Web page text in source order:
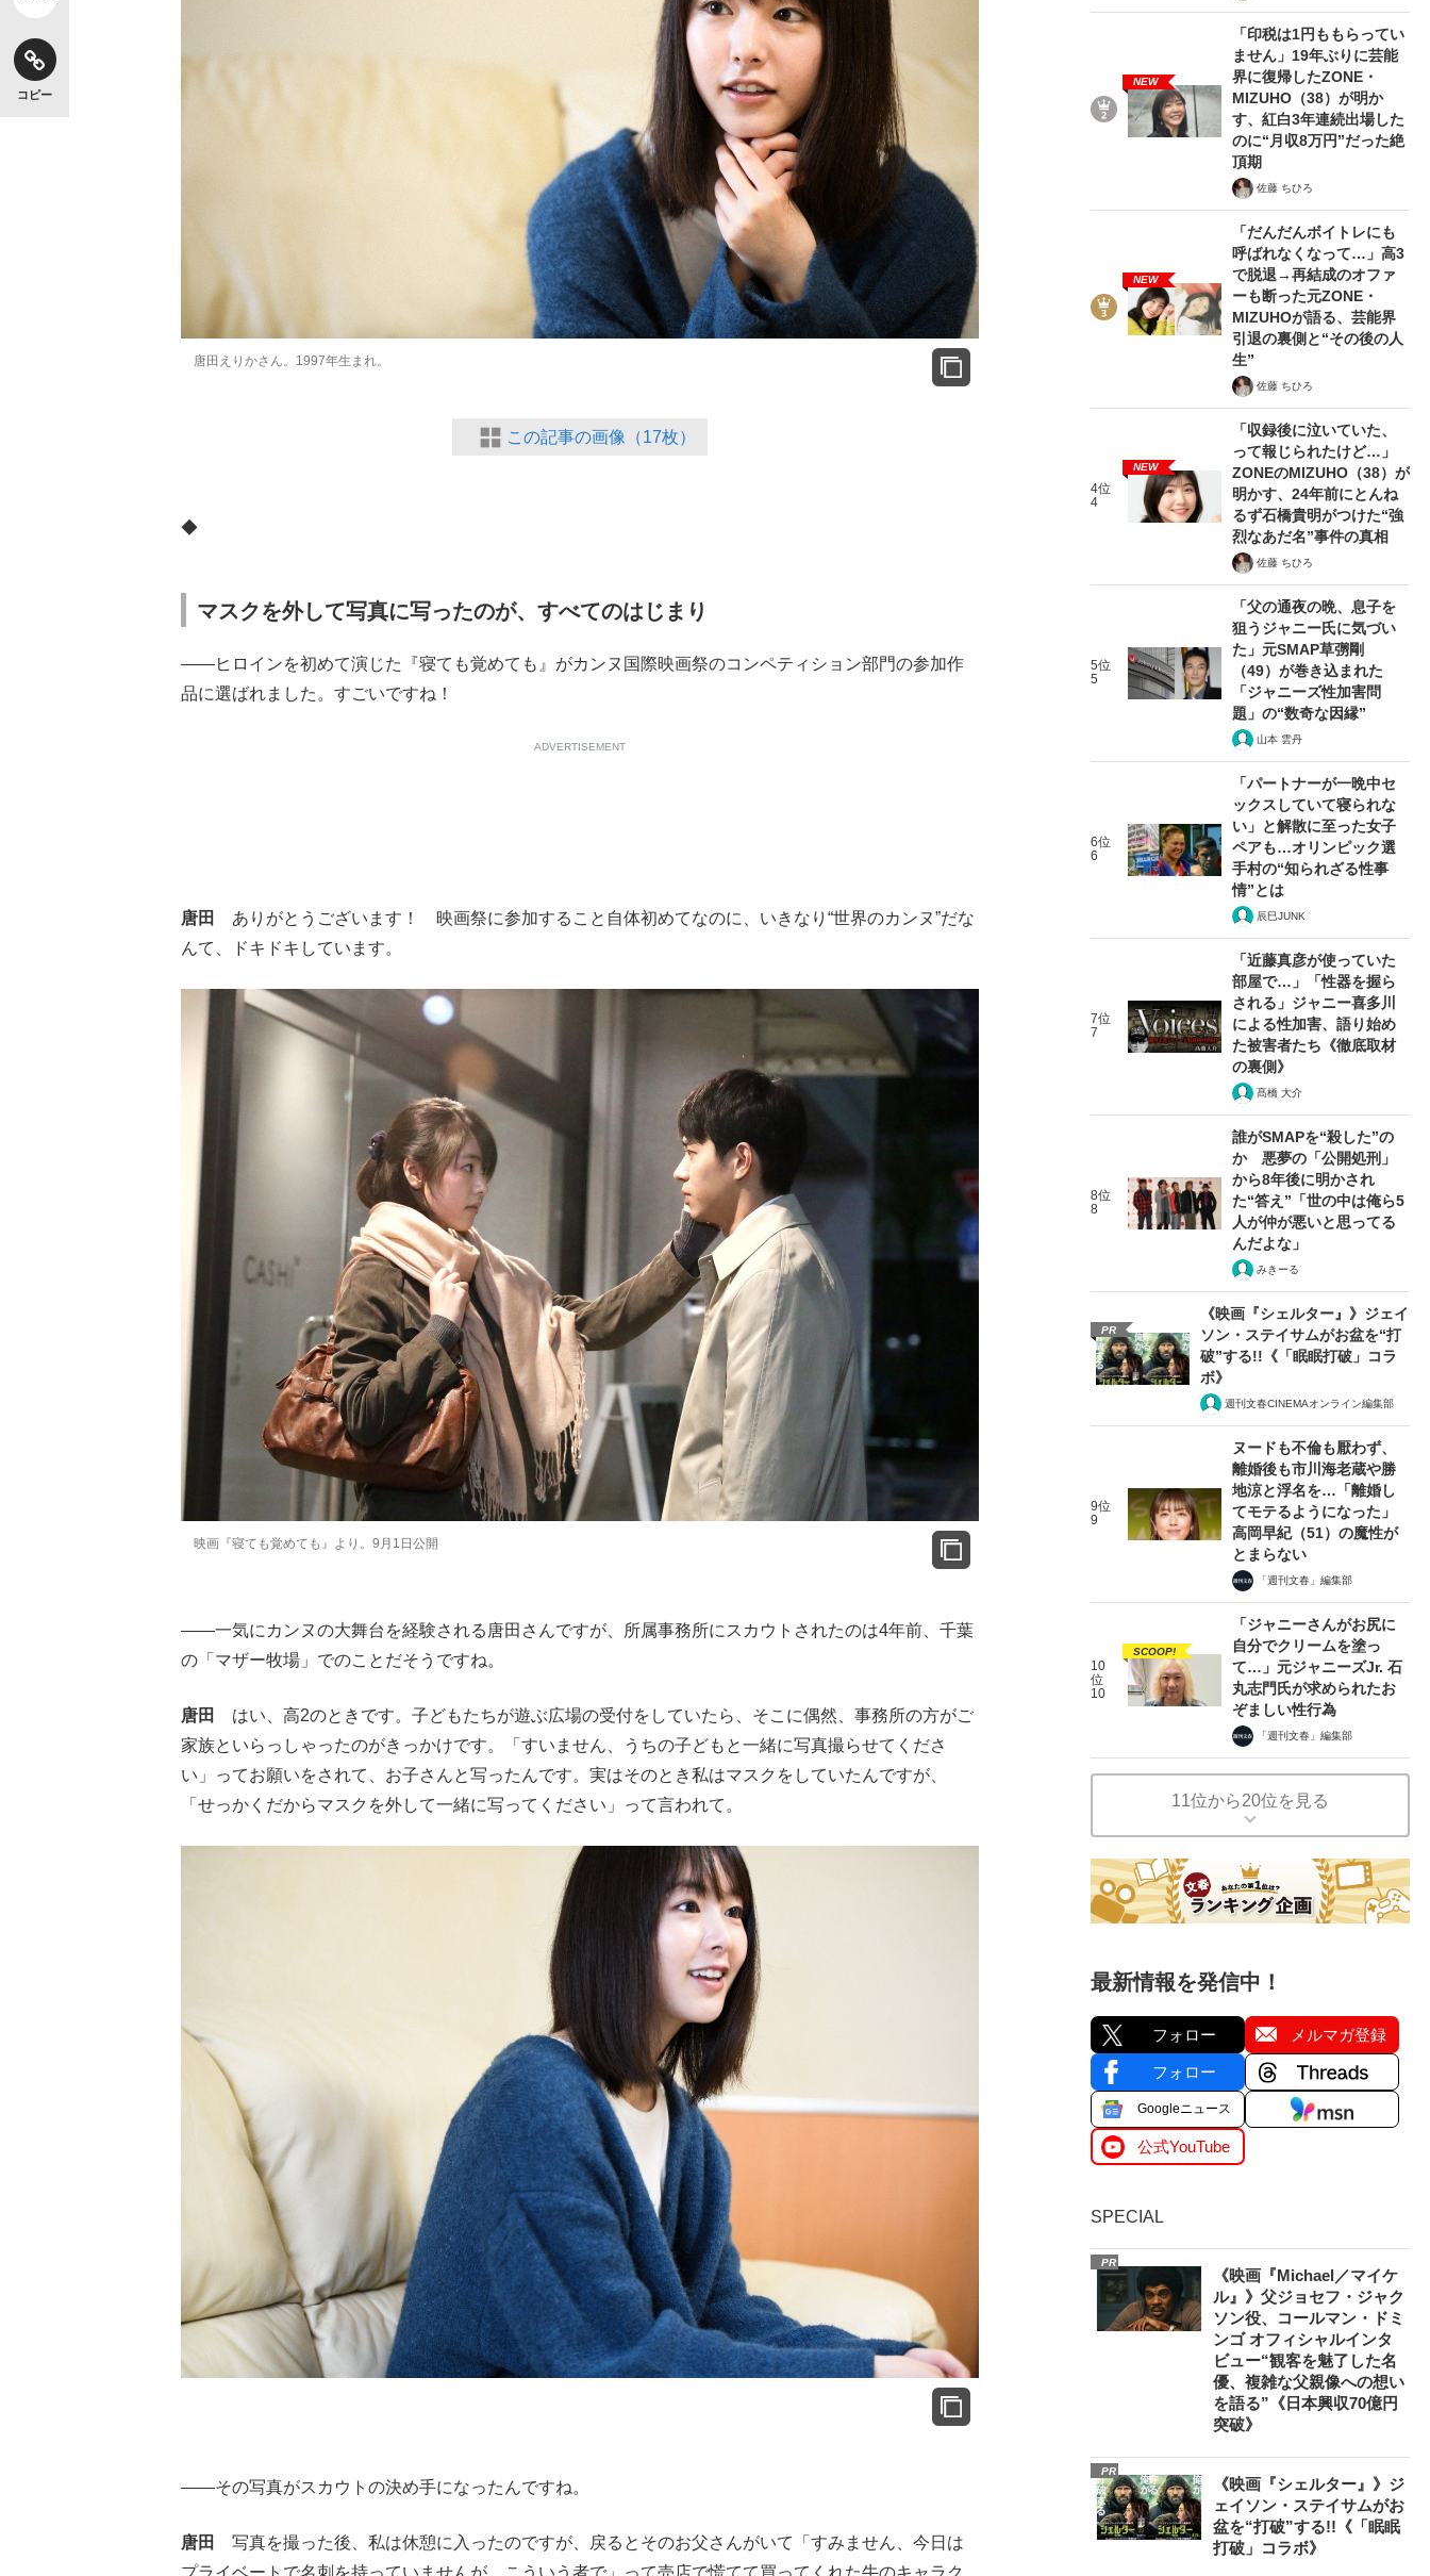
コピー
唐田えりかさん。1997年生まれ。
この記事の画像（17枚）
◆
マスクを外して写真に写ったのが、すべてのはじまり
――ヒロインを初めて演じた『寝ても覚めても』がカンヌ国際映画祭のコンペティション部門の参加作
品に選ばれました。すごいですね！
ADVERTISEMENT
唐田
ありがとうございます！ 映画祭に参加すること自体初めてなのに、いきなり“世界のカンヌ”だな
んて、ドキドキしています。
映画『寝ても覚めても』より。9月1日公開
――一気にカンヌの大舞台を経験される唐田さんですが、所属事務所にスカウトされたのは4年前、千葉
の「マザー牧場」でのことだそうですね。
唐田
はい、高2のときです。子どもたちが遊ぶ広場の受付をしていたら、そこに偶然、事務所の方がご
家族といらっしゃったのがきっかけです。「すいません、うちの子どもと一緒に写真撮らせてくださ
い」ってお願いをされて、お子さんと写ったんです。実はそのとき私はマスクをしていたんですが、
「せっかくだからマスクを外して一緒に写ってください」って言われて。
――その写真がスカウトの決め手になったんですね。
唐田
写真を撮った後、私は休憩に入ったのですが、戻るとそのお父さんがいて「すみません、今日は
プライベートで名刺を持っていませんが、こういう者で」って売店で慌てて買ってくれた牛のキャラク
NEW
「印税は1円ももらってい
ません」19年ぶりに芸能
界に復帰したZONE・
MIZUHO（38）が明か
す、紅白3年連続出場した
のに“月収8万円”だった絶
頂期
佐藤 ちひろ
NEW
「だんだんボイトレにも
呼ばれなくなって…」高3
で脱退→再結成のオファ
ーも断った元ZONE・
MIZUHOが語る、芸能界
引退の裏側と“その後の人
生”
佐藤 ちひろ
4位
4
NEW
「収録後に泣いていた、
って報じられたけど…」
ZONEのMIZUHO（38）が
明かす、24年前にとんね
るず石橋貴明がつけた“強
烈なあだ名”事件の真相
佐藤 ちひろ
5位
5
「父の通夜の晩、息子を
狙うジャニー氏に気づい
た」元SMAP草彅剛
（49）が巻き込まれた
「ジャニーズ性加害問
題」の“数奇な因縁”
山本 雲丹
6位
6
「パートナーが一晩中セ
ックスしていて寝られな
い」と解散に至った女子
ペアも…オリンピック選
手村の“知られざる性事
情”とは
辰巳JUNK
7位
7
「近藤真彦が使っていた
部屋で…」「性器を握ら
される」ジャニー喜多川
による性加害、語り始め
た被害者たち《徹底取材
の裏側》
髙橋 大介
8位
8
誰がSMAPを“殺した”の
か 悪夢の「公開処刑」
から8年後に明かされ
た“答え”「世の中は俺ら5
人が仲が悪いと思ってる
んだよな」
みきーる
PR
《映画『シェルター』》ジェイ
ソン・ステイサムがお盆を“打
破”する!!《「眠眠打破」コラ
ボ》
週刊文春CINEMAオンライン編集部
9位
9
ヌードも不倫も厭わず、
離婚後も市川海老蔵や勝
地涼と浮名を…「離婚し
てモテるようになった」
高岡早紀（51）の魔性が
とまらない
「週刊文春」編集部
10
位
10
SCOOP!
「ジャニーさんがお尻に
自分でクリームを塗っ
て…」元ジャニーズJr. 石
丸志門氏が求められたお
ぞましい性行為
「週刊文春」編集部
11位から20位を見る
最新情報を発信中！
フォロー メルマガ登録
フォロー
Googleニュース
公式YouTube
SPECIAL
PR
《映画『Michael／マイケ
ル』》父ジョセフ・ジャク
ソン役、コールマン・ドミ
ンゴ オフィシャルインタ
ビュー“観客を魅了した名
優、複雑な父親像への想い
を語る”《日本興収70億円
突破》
PR
《映画『シェルター』》ジ
ェイソン・ステイサムがお
盆を“打破”する!!《「眠眠
打破」コラボ》